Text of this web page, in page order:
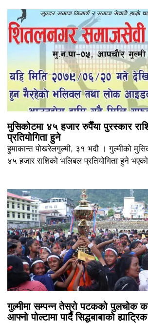
मुसिकोटमा ४५ हजार रुपैँया पुरस्कार
प्रतियोगिता हुने
हुमाकान्त पोखरेलगुल्मी, ३१ भदौ । गुल्मीको
४५ हजार राशिको भलिबल प्रतियोगिता हुने भएको
गुल्मीमा सम्पन्न तेस्रो पटकको पुलचोक
आफ्नो पोल्टामा पार्दै सिद्धबाबाको ह्याट्रिक